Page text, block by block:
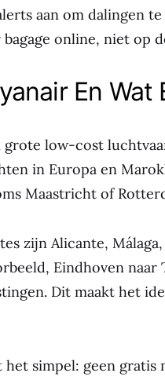
aan om dalingen
bagage online, niet op
En
grote low-cost
in Europa en
Maastricht of
zijn Alicante,
Eindhoven
Dit maakt het
het simpel: geen gratis